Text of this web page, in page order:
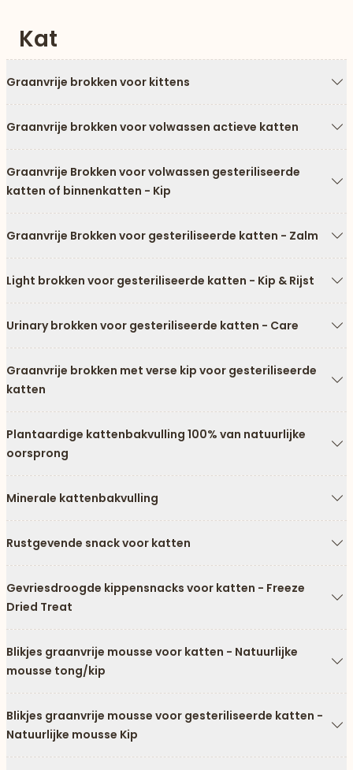
Kat
Graanvrije brokken voor kittens
Graanvrije brokken voor volwassen actieve katten
Graanvrije Brokken voor volwassen gesteriliseerde
katten of binnenkatten - Kip
Graanvrije Brokken voor gesteriliseerde katten - Zalm
Light brokken voor gesteriliseerde katten - Kip & Rijst
Urinary brokken voor gesteriliseerde katten - Care
Graanvrije brokken met verse kip voor gesteriliseerde
katten
Plantaardige kattenbakvulling 100% van natuurlijke
oorsprong
Minerale kattenbakvulling
Rustgevende snack voor katten
Gevriesdroogde kippensnacks voor katten - Freeze
Dried Treat
Blikjes graanvrije mousse voor katten - Natuurlijke
mousse tong/kip
Blikjes graanvrije mousse voor gesteriliseerde katten -
Natuurlijke mousse Kip